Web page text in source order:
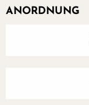
ANORDNUNG